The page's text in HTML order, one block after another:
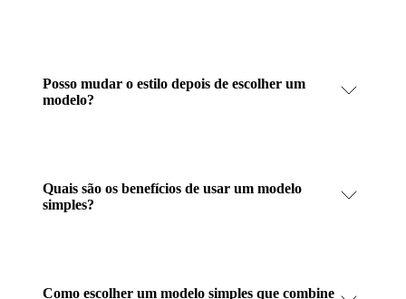
Posso mudar o estilo depois de escolher um
modelo?
Quais são os benefícios de usar um modelo
simples?
Como escolher um modelo simples que combine